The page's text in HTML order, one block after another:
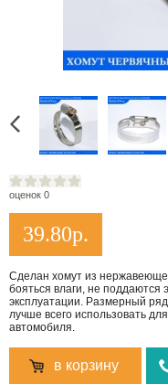
оценок 0
39.80р.
Сделан хомут из
бояться влаги, не поддаются
эксплуатации. Размерный
лучше всего использовать
автомобиля.
в корзину